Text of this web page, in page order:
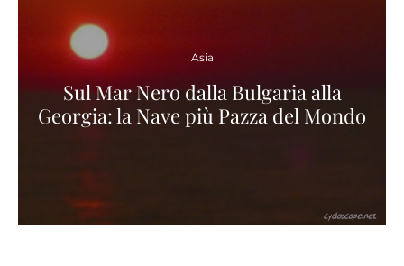
Asia
Sul Mar Nero dalla Bulgaria alla
Georgia: la Nave più Pazza del Mondo